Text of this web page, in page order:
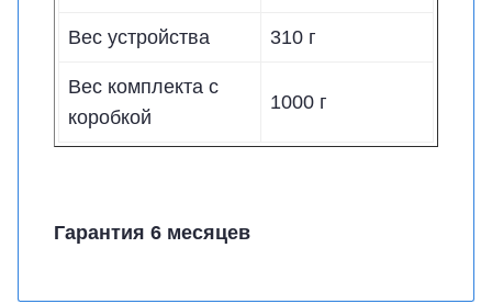
Вес устройства 310 г
Вес комплекта с
коробкой
1000 г
Гарантия 6 месяцев